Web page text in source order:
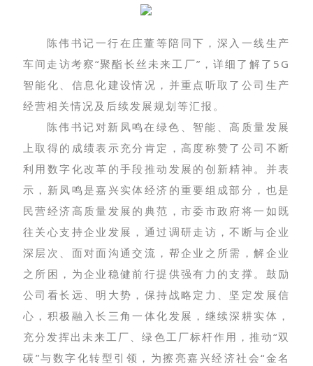
陈伟书记一行在庄董等陪同下，深入一线生产
车间走访考察“聚酯长丝未来工厂”，详细了解了5G
智能化、信息化建设情况，并重点听取了公司生产
经营相关情况及后续发展规划等汇报。
陈伟书记对新凤鸣在绿色、智能、高质量发展
上取得的成绩表示充分肯定，高度称赞了公司不断
利用数字化改革的手段推动发展的创新精神。并表
示，新凤鸣是嘉兴实体经济的重要组成部分，也是
民营经济高质量发展的典范，市委市政府将一如既
往关心支持企业发展，通过调研走访，不断与企业
深层次、面对面沟通交流，帮企业之所需，解企业
之所困，为企业稳健前行提供强有力的支撑。鼓励
公司看长远、明大势，保持战略定力、坚定发展信
心，积极融入长三角一体化发展，继续深耕实体，
充分发挥出未来工厂、绿色工厂标杆作用，推动“双
碳”与数字化转型引领，为擦亮嘉兴经济社会“金名